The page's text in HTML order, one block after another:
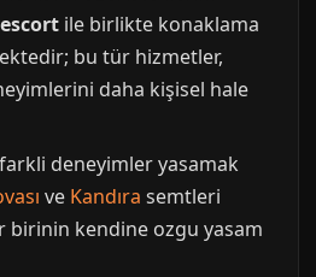
escort ile birlikte konaklama
bu tür hizmetler,
daha kişisel hale
deneyimler yasamak
ve Kandıra semtleri
birinin kendine ozgu yasam